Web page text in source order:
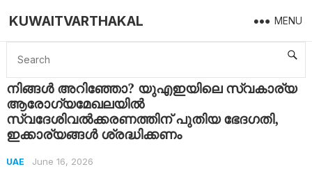
KUWAITVARTHAKAL MENU
Home UAE നിങ്ങൾ അറിഞ്ഞോ? യുഎഇയിലെ സ്വകാര്യ ആരോഗ്യമേഖലയിൽ സ്വദേശിവൽക്കരണത്തിന് പുതിയ ഭേദഗതി, ഇക്കാര്യങ്ങൾ ശ്രദ്ധിക്കണം
നിങ്ങൾ അറിഞ്ഞോ? യുഎഇയിലെ സ്വകാര്യ
ആരോഗ്യമേഖലയിൽ
സ്വദേശിവൽക്കരണത്തിന് പുതിയ ഭേദഗതി,
ഇക്കാര്യങ്ങൾ ശ്രദ്ധിക്കണം
UAE June 16, 2026